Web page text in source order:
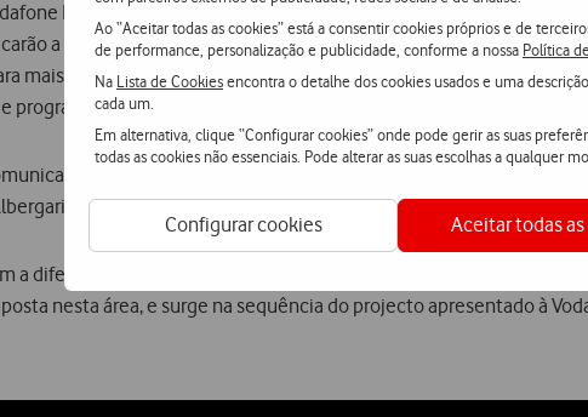
Ao “Aceitar todas as cookies” está a consentir cookies próprios e de
de performance, personalização e publicidade, conforme a nossa Política
Na Lista de Cookiesencontra o detalhe dos cookies usados e uma
cada um.
Em alternativa, clique “Configurar cookies” onde pode gerir as suas
todas as cookies não essenciais. Pode alterar as suas escolhas a qualquer
Configurar cookies Aceitar todas
FM é composto por uma playlist de músicas nacionais e
a personalidade da rádio, spots de divulgação do casting de
mais tarde, com a entrada dos locutores em antena, está
de autor.
através de uma forte campanha de exterior, em Lisboa e
e DJ Ride como protagonistas.
a diferença no panorama radiofónico, esta rádio enquadra-se na
nesta área, e surge na sequência do projecto apresentado à